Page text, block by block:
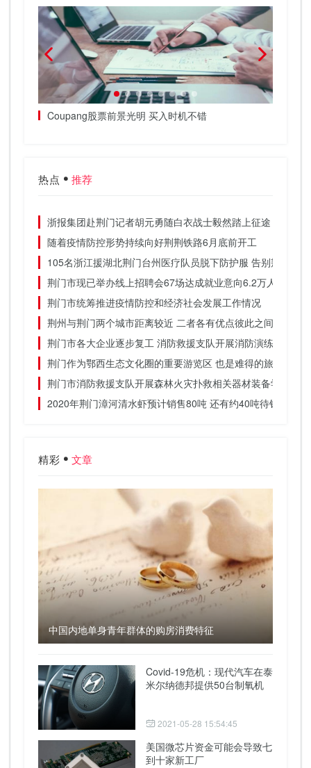
Coupang股票前景光明 买入时机不错
热点 推荐
浙报集团赴荆门记者胡元勇随白衣战士毅然踏上征途
随着疫情防控形势持续向好荆荆铁路6月底前开工
105名浙江援湖北荆门台州医疗队员脱下防护服 告别荆门的
荆门市现已举办线上招聘会67场达成就业意向6.2万人
荆门市统筹推进疫情防控和经济社会发展工作情况
荆州与荆门两个城市距离较近 二者各有优点彼此之间差别不
荆门市各大企业逐步复工 消防救援支队开展消防演练
荆门作为鄂西生态文化圈的重要游览区 也是难得的旅游胜地
荆门市消防救援支队开展森林火灾扑救相关器材装备学习
2020年荆门漳河清水虾预计销售80吨 还有约40吨待销
精彩 文章
中国内地单身青年群体的购房消费特征
Covid-19危机：现代汽车在泰
米尔纳德邦提供50台制氧机
2021-05-28 15:54:45
美国微芯片资金可能会导致七
到十家新工厂